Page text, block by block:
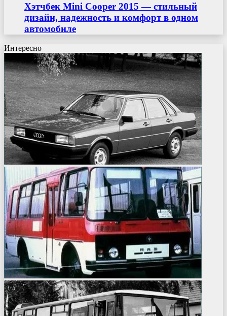
Хэтчбек Mini Cooper 2015 — стильный
дизайн, надежность и комфорт в одном
автомобиле
Интересно